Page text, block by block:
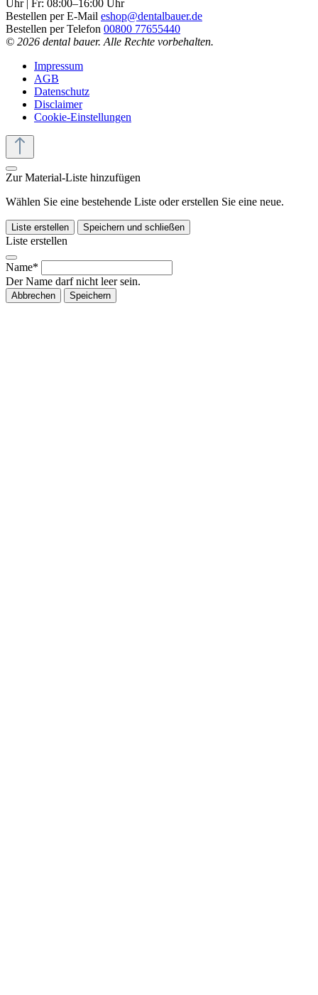
Uhr | Fr: 08:00–16:00 Uhr
Bestellen per E-Mail eshop@dentalbauer.de
Bestellen per Telefon 00800 77655440
© 2026 dental bauer. Alle Rechte vorbehalten.
Impressum
AGB
Datenschutz
Disclaimer
Cookie-Einstellungen
Zur Material-Liste hinzufügen
Wählen Sie eine bestehende Liste oder erstellen Sie eine neue.
Liste erstellen Speichern und schließen
Liste erstellen
Name*
Der Name darf nicht leer sein.
Abbrechen Speichern